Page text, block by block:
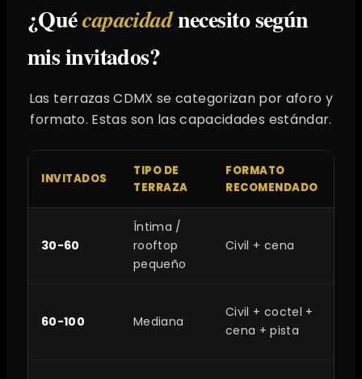
¿Quécapacidadnecesito según
mis invitados?
Las terrazas CDMX se categorizan por aforo y
formato. Estas son las capacidades estándar.
INVITADOS
TIPO DE
TERRAZA
FORMATO
RECOMENDADO
30-60
Íntima /
rooftop
pequeño
Civil + cena
60-100 Mediana
Civil + coctel +
cena + pista